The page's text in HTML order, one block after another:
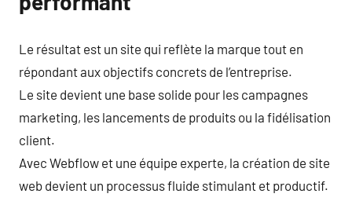
Le résultat est un site qui reflète la marque tout en
répondant aux objectifs concrets de l’entreprise.
Le site devient une base solide pour les campagnes
marketing, les lancements de produits ou la fidélisation
client.
Avec Webflow et une équipe experte, la création de site
web devient un processus fluide stimulant et productif.